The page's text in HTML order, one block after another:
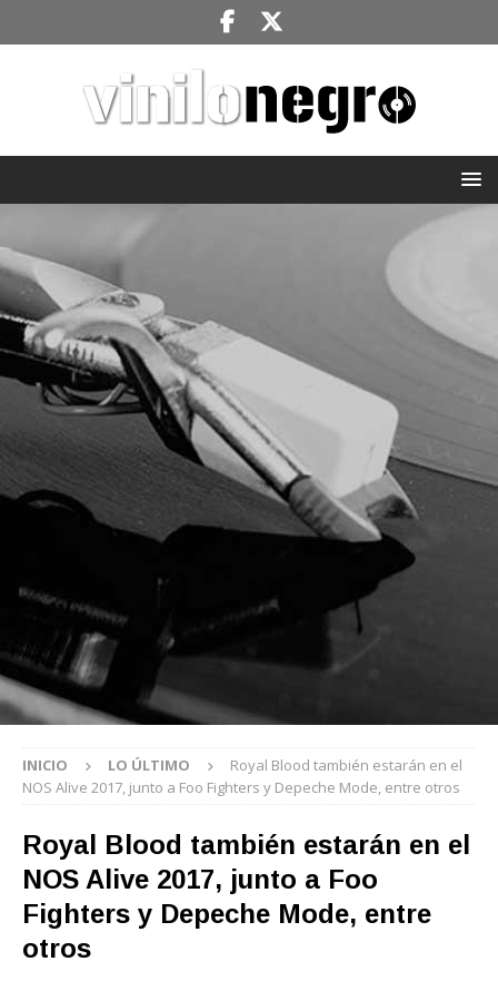
INICIO LO ÚLTIMO
Royal Blood también estarán en el
NOS Alive 2017, junto a Foo Fighters y Depeche Mode, entre otros
Royal Blood también estarán en el
NOS Alive 2017, junto a Foo
Fighters y Depeche Mode, entre
otros